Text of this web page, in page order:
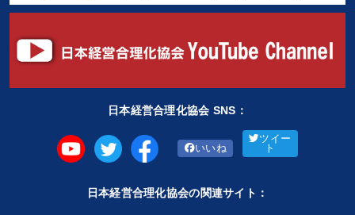
日本経営合理化協会 SNS：
いいね
ツイー
ト
日本経営合理化協会の関連サイト：